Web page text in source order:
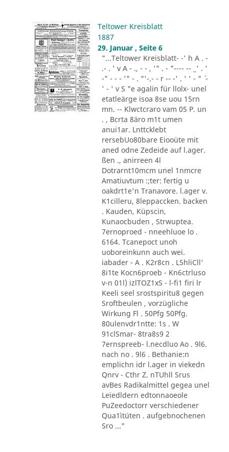
Teltower Kreisblatt
1887
29. Januar , Seite 6
"...Teltower Kreisblatt- -' h A . -
.- . ' v A - ., - - , '" . - "---- -- _' . '
-" - - - '" - . "'-.- - r -- -' . ' ' - " ´ -
' - ' v S "e agalin für llolx- unel
etatleärge isoa 8se uou 15rn
mn. -- Klwctcraro vam 05 P. un
. , Bcrta 8äro m1t umen
anui1ar. Lnttcklebt
rersebUo80bare Eiooüte mit
aned odne Zedeide auf l.ager.
ßen ., anirreen 4l
Dotrarnt10mcm unel 1nmcre
Amatiuvtum :;ter: fertig u
oakdrt1e'n Tranavore. l.ager v.
K1cilleru, 8leppaccken. backen
. Kauden, Küpscin,
Kunaocbuden , Strwuptea.
7ernoproed - nneehluoe lo .
6164. Tcanepoct unoh
uoboreinkunn auch wei.
iabader - A . K2r8cn . L5hliCll'
8i1te Kocn6proeb - Kn6ctrluso
v-n 01l) izlTOZ1xS - l-fi1 firi lr
Keeli seel srostspiritu8 gegen
Sroftbeulen , vorzügliche
Wirkung Fl . 50Pfg 50Pfg.
80ulenvdr1ntte: 1s . W
91clSmar- 8tra8s9 2
7ernspreeb- l.necdluo Ao . 9l6.
nach no . 9l6 . Bethanie:n
emplichn idr l.ager in viekedn
Qnrv - Cthr Z. nTUhll Srus
avBes Radikalmittel gegea unel
Leiedldern edtonnaoeole
PuZeedoctorr verschiedener
Qua1ìtüten . aufgebnochenen
Sro ..."